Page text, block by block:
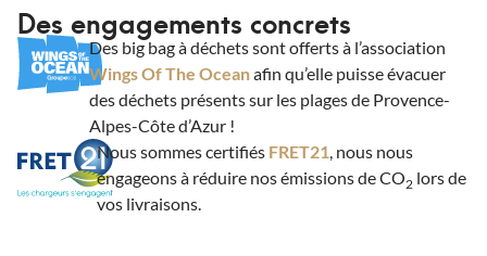
Des engagements concrets
Des big bag à déchets sont offerts à l’association
Wings Of The Oceanafin qu’elle puisse évacuer
des déchets présents sur les plages de Provence-
Alpes-Côte d’Azur !
Nous sommes certifiés FRET21, nous nous
engageons à réduire nos émissions de CO2lors de
vos livraisons.